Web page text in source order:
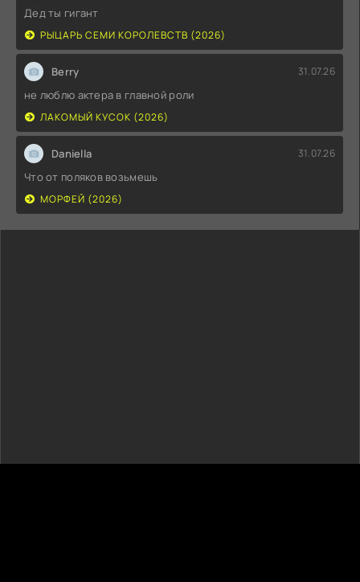
Дед ты гигант
РЫЦАРЬ СЕМИ КОРОЛЕВСТВ (2026)
Berry 31.07.26
не люблю актера в главной роли
ЛАКОМЫЙ КУСОК (2026)
Daniella 31.07.26
Что от поляков возьмешь
МОРФЕЙ (2026)